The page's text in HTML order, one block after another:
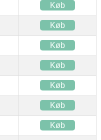
Køb
Køb
Køb
Køb
Køb
Køb
Køb